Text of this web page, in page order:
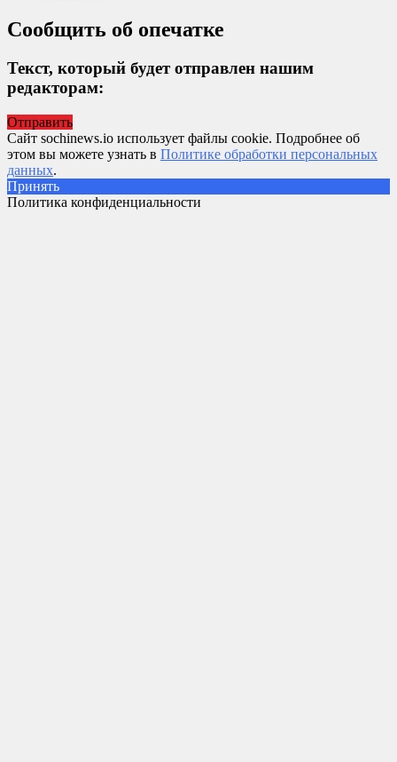
Сообщить об опечатке
Текст, который будет отправлен нашим
редакторам:
Отправить
Сайт sochinews.io использует файлы cookie. Подробнее об
этом вы можете узнать в Политике обработки персональных
данных.
Принять
Политика конфиденциальности